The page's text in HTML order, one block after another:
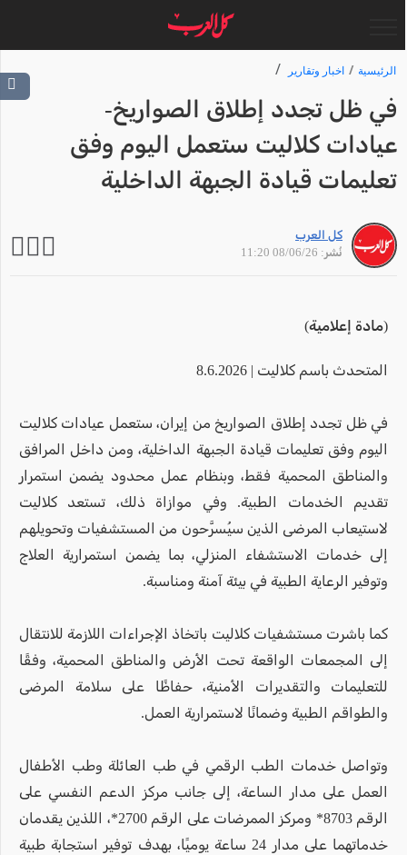
الرئيسية اخبار وتقارير
في ظل تجدد إطلاق الصواريخ-
عيادات كلاليت ستعمل اليوم وفق
تعليمات قيادة الجبهة الداخلية
كل العرب
نُشر: 08/06/26 11:20
(مادة إعلامية)
المتحدث باسم كلاليت | 8.6.2026
في ظل تجدد إطلاق الصواريخ من إيران، ستعمل عيادات كلاليت
اليوم وفق تعليمات قيادة الجبهة الداخلية، ومن داخل المرافق
والمناطق المحمية فقط، وبنظام عمل محدود يضمن استمرار
تقديم الخدمات الطبية. وفي موازاة ذلك، تستعد كلاليت
لاستيعاب المرضى الذين سيُسرَّحون من المستشفيات وتحويلهم
إلى خدمات الاستشفاء المنزلي، بما يضمن استمرارية العلاج
وتوفير الرعاية الطبية في بيئة آمنة ومناسبة.
كما باشرت مستشفيات كلاليت باتخاذ الإجراءات اللازمة للانتقال
إلى المجمعات الواقعة تحت الأرض والمناطق المحمية، وفقًا
للتعليمات والتقديرات الأمنية، حفاظًا على سلامة المرضى
والطواقم الطبية وضمانًا لاستمرارية العمل.
وتواصل خدمات الطب الرقمي في طب العائلة وطب الأطفال
العمل على مدار الساعة، إلى جانب مركز الدعم النفسي على
الرقم 8703* ومركز الممرضات على الرقم 2700*، اللذين يقدمان
خدماتهما على مدار 24 ساعة يوميًا، بهدف توفير استجابة طبية